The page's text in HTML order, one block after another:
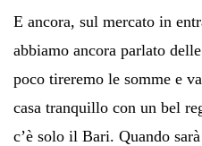
E ancora, sul mercato in
abbiamo ancora parlato
poco tireremo le somme e
casa tranquillo con un bel
c’è solo il Bari. Quando